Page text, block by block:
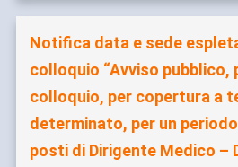
Notifica data e sede
colloquio “Avviso pubblico,
colloquio, per copertura a
determinato, per un
posti di Dirigente Medico –